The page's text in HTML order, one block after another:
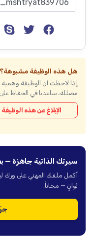
هل هذه الوظيفة مشبوهة؟
إذا لاحظت أن الوظيفة
مضللة، ساعدنا في الحفاظ
الإبلاغ عن هذه الوظيفة
سيرتك الذاتية جاهزة
أكمل ملفك المهني على ورك
ثوانٍ — مجاناً.